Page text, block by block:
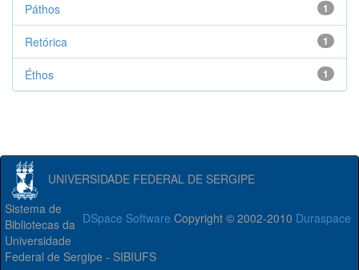
1
Páthos
1
Retórica
1
Éthos
UNIVERSIDADE FEDERAL DE SERGIPE
DSpace Software Copyright © 2002-2010 Duraspace
Sistema de
Bibliotecas da
Universidade
Federal de Sergipe - SIBIUFS